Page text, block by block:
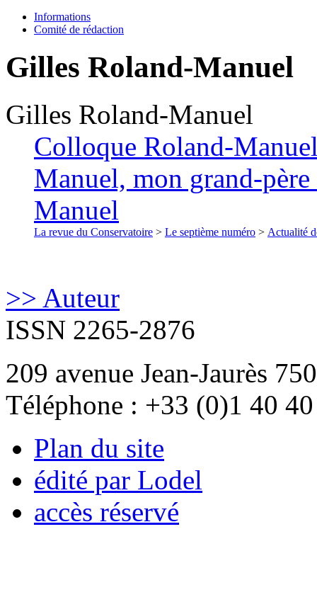
Informations
Comité de rédaction
Gilles Roland-Manuel
Gilles Roland-Manuel
Colloque Roland-
Manuel, mon grand-
Manuel
La revue du Conservatoire > Le septième numéro > Actualité
>> Auteur
ISSN 2265-2876
209 avenue Jean-Jaurès
Téléphone : +33 (0)1 40
Plan du site
édité par Lodel
accès réservé